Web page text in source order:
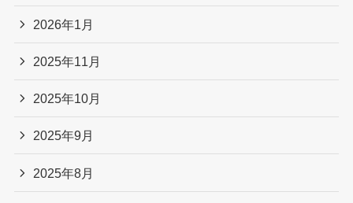
2026年1月
2025年11月
2025年10月
2025年9月
2025年8月